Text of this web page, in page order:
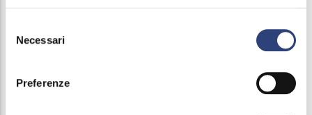
delNecessari
Preferenze
disposizione aule di grandi dimensioni o auditorium